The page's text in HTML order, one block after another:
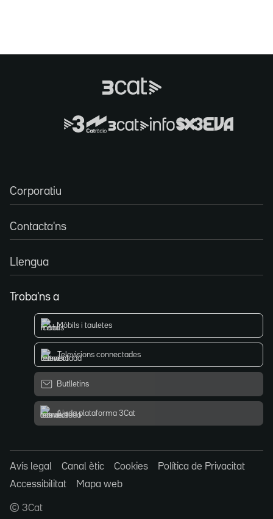
Corporatiu
Contacta'ns
Llengua
Troba'ns a
Mòbils i tauletes
Televisions connectades
Butlletins
Ajuda plataforma 3Cat
Avís legal Canal ètic Cookies
Política de Privacitat
Accessibilitat
Mapa web
© 3Cat